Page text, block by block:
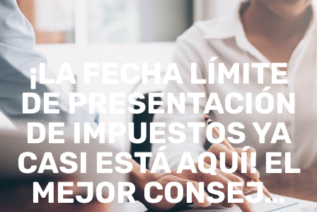
¡LA FECHA LÍMITE
DE PRESENTACIÓN
DE IMPUESTOS YA
CASI ESTÁ AQUÍ! EL
MEJOR CONSEJ…